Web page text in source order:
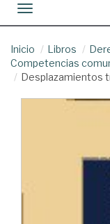
Toggle navigation
Inicio Libros
Competencias
Desplazamientos